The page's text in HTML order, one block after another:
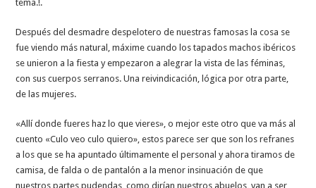
tema.!.
Después del desmadre despelotero de nuestras famosas la cosa se
fue viendo más natural, máxime cuando los tapados machos ibéricos
se unieron a la fiesta y empezaron a alegrar la vista de las féminas,
con sus cuerpos serranos. Una reivindicación, lógica por otra parte,
de las mujeres.
«Allí donde fueres haz lo que vieres», o mejor este otro que va más al
cuento «Culo veo culo quiero», estos parece ser que son los refranes
a los que se ha apuntado últimamente el personal y ahora tiramos de
camisa, de falda o de pantalón a la menor insinuación de que
nuestros partes pudendas, como dirían nuestros abuelos, van a ser